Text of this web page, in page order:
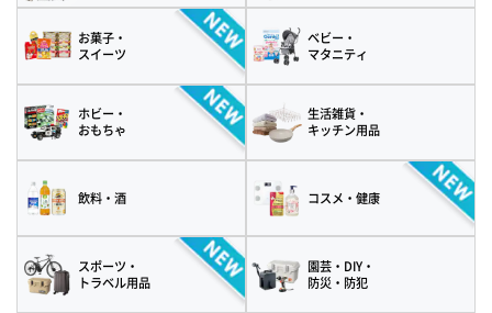
お菓子・
スイーツ
ベビー・
マタニティ
ホビー・
おもちゃ
生活雑貨・
キッチン用品
飲料・酒 コスメ・健康
スポーツ・
トラベル用品
園芸・DIY・
防災・防犯